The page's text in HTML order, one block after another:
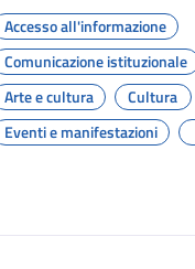
Accesso all'informazione
Comunicazione istituzionale
Arte e cultura
Cultura
Eventi e manifestazioni